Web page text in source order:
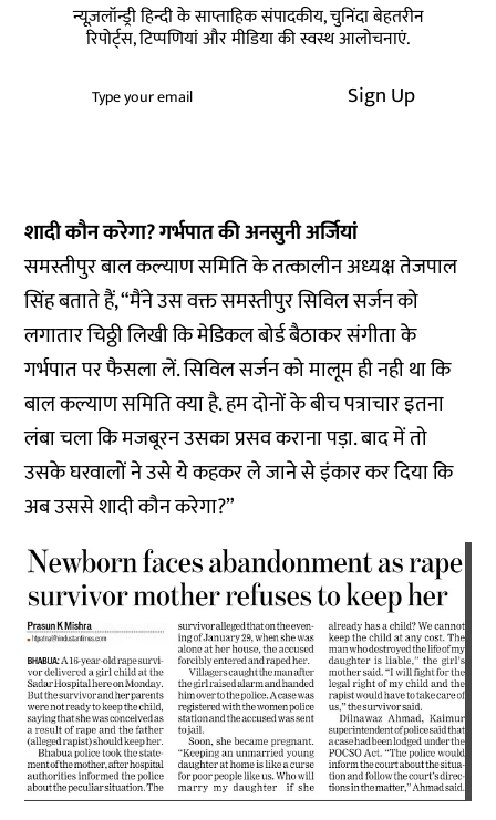
न्यूज़लॉन्ड्री हिन्दी के साप्ताहिक संपादकीय, चुनिंदा बेहतरीन
रिपोर्ट्स, टिप्पणियां और मीडिया की स्वस्थ आलोचनाएं.
Sign Up
शादी कौन करेगा? गर्भपात की अनसुनी अर्जियां
समस्तीपुर बाल कल्याण समिति के तत्कालीन अध्यक्ष तेजपाल
सिंह बताते हैं, “मैंने उस वक्त समस्तीपुर सिविल सर्जन को
लगातार चिठ्ठी लिखी कि मेडिकल बोर्ड बैठाकर संगीता के
गर्भपात पर फैसला लें. सिविल सर्जन को मालूम ही नही था कि
बाल कल्याण समिति क्या है. हम दोनों के बीच पत्राचार इतना
लंबा चला कि मजबूरन उसका प्रसव कराना पड़ा. बाद में तो
उसके घरवालों ने उसे ये कहकर ले जाने से इंकार कर दिया कि
अब उससे शादी कौन करेगा?”